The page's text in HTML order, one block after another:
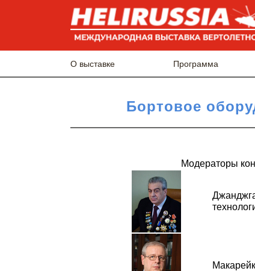
О выставке Программа
Бортовое
Модераторы